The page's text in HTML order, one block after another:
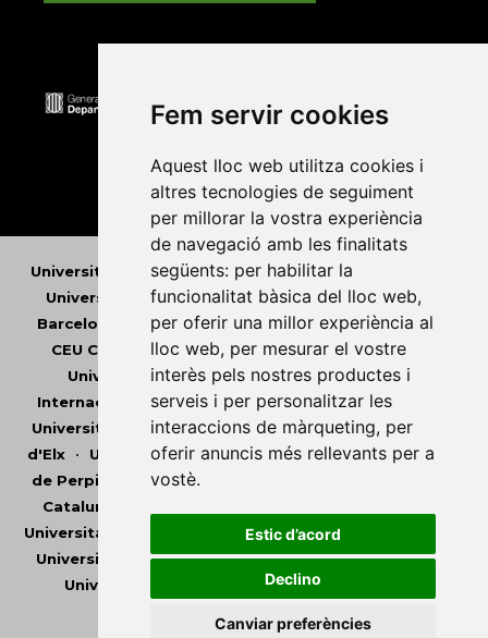
Fem servir cookies
Aquest lloc web utilitza cookies i
altres tecnologies de seguiment
per millorar la vostra experiència
de navegació amb les finalitats
següents: per habilitar la
funcionalitat bàsica del lloc web,
per oferir una millor experiència al
lloc web, per mesurar el vostre
interès pels nostres productes i
serveis i per personalitzar les
interaccions de màrqueting, per
oferir anuncis més rellevants per a
vostè.
Estic d’acord
Declino
Canviar preferències
Universitat Abat Oliba CEU• Universitat d'Alacant
Universitat d'Andorra•Universitat Autònoma de
Barcelona
Universitat de Barcelona•Universitat
CEU Cardenal Herrera•Universitat de Girona
Universitat de les Illes Balears•Universitat
Internacional de Catalunya •Universitat Jaume I
Universitat de Lleida•Universitat Miguel Hernández
d'Elx• Universitat Oberta de Catalunya•Universitat
de Perpinyà Via Domitia
Catalunya
Universitat Pompeu Fabra
•Universitat Ramon Llull
Universitat Rovira i Virgili•Universitat de Sàsser•
Universitat de València
•Universitat de Vic -